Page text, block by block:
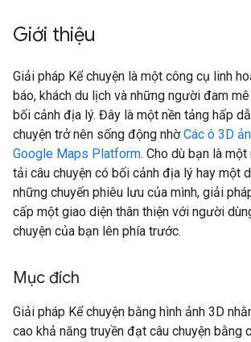
Giới thiệu
Giải pháp Kể chuyện là một công cụ linh
báo, khách du lịch và những người đam
bối cảnh địa lý. Đây là một nền tảng hấp
chuyện trở nên sống động nhờCác ô 3D
Google Maps Platform. Cho dù bạn là một
tải câu chuyện có bối cảnh địa lý hay một
những chuyến phiêu lưu của mình, giải
cấp một giao diện thân thiện với người
chuyện của bạn lên phía trước.
Mục đích
Giải pháp Kể chuyện bằng hình ảnh 3D
cao khả năng truyền đạt câu chuyện bằng